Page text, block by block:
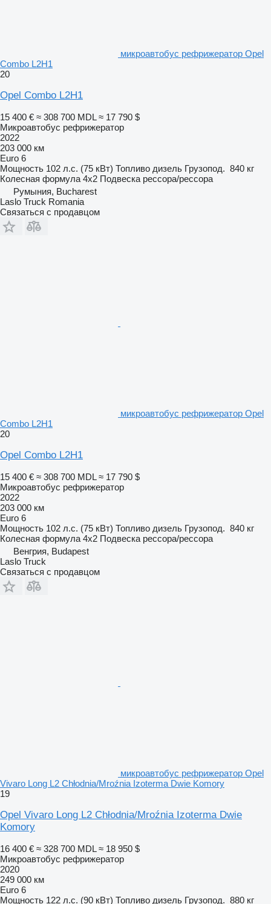
микроавтобус рефрижератор Opel
Combo L2H1
20
Opel Combo L2H1
15 400 € ≈ 308 700 MDL ≈ 17 790 $
Микроавтобус рефрижератор
2022
203 000 км
Euro 6
Мощность 102 л.с. (75 кВт) Топливо дизель Грузопод. 840 кг
Колесная формула 4x2 Подвеска рессора/рессора
Румыния, Bucharest
Laslo Truck Romania
Связаться с продавцом
микроавтобус рефрижератор Opel
Combo L2H1
20
Opel Combo L2H1
15 400 € ≈ 308 700 MDL ≈ 17 790 $
Микроавтобус рефрижератор
2022
203 000 км
Euro 6
Мощность 102 л.с. (75 кВт) Топливо дизель Грузопод. 840 кг
Колесная формула 4x2 Подвеска рессора/рессора
Венгрия, Budapest
Laslo Truck
Связаться с продавцом
микроавтобус рефрижератор Opel
Vivaro Long L2 Chłodnia/Mroźnia Izoterma Dwie Komory
19
Opel Vivaro Long L2 Chłodnia/Mroźnia Izoterma Dwie
Komory
16 400 € ≈ 328 700 MDL ≈ 18 950 $
Микроавтобус рефрижератор
2020
249 000 км
Euro 6
Мощность 122 л.с. (90 кВт) Топливо дизель Грузопод. 880 кг